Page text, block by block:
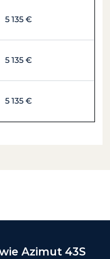
5 135 €
5 135 €
5 135 €
Azimut 43S